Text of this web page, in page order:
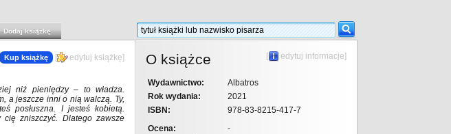
Dodaj książkę
Kup książkę [ edytuj książkę]
niż pieniędzy – to władza.
a jeszcze inni o nią walczą. Ty,
posłuszna. I jesteś kobietą.
cię zniszczyć. Dlatego zawsze
[ edytuj informacje]
O książce
Wydawnictwo:
Albatros
Rok wydania:
2021
ISBN:
978-83-8215-417-7
Ocena:
-